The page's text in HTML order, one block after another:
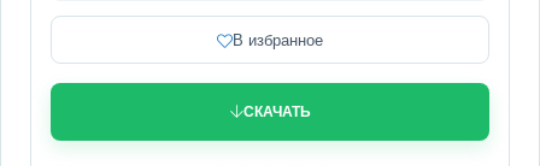
В избранное
СКАЧАТЬ